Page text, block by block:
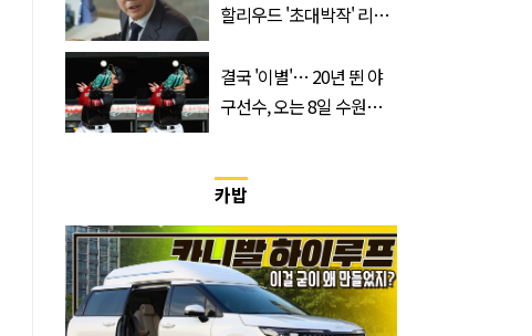
할리우드 '초대박작' 리메
결국 '이별'… 20년 뛴 야
구선수, 오는 8일 수원서
카밥